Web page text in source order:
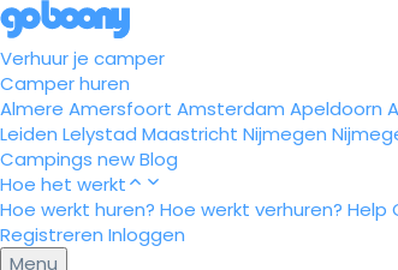
Verhuur je camper
Camper huren
Almere Amersfoort Amsterdam Apeldoorn
Leiden Lelystad Maastricht Nijmegen
Campings newBlog
Hoe het werkt
Hoe werkt huren? Hoe werkt verhuren? Help
Registreren Inloggen
Menu